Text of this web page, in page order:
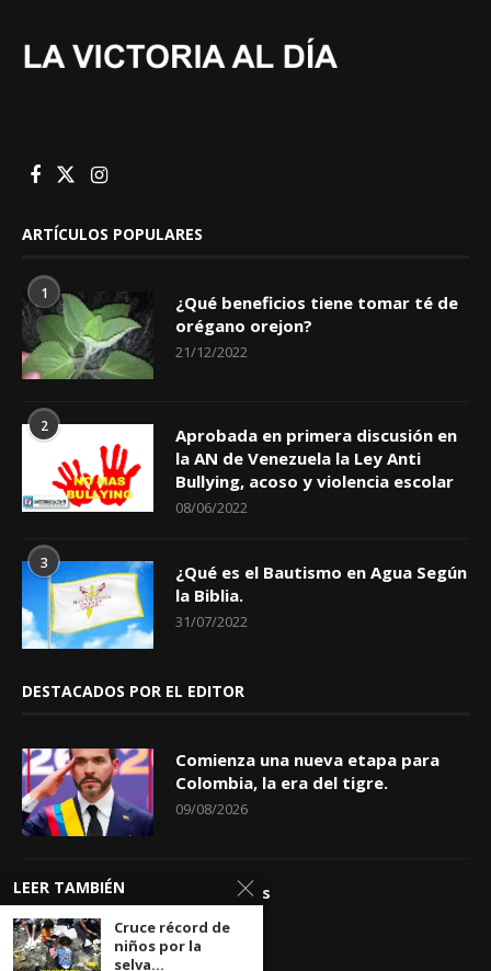
ARTÍCULOS POPULARES
1
¿Qué beneficios tiene tomar té de
orégano orejon?
21/12/2022
2
Aprobada en primera discusión en
la AN de Venezuela la Ley Anti
Bullying, acoso y violencia escolar
08/06/2022
3
¿Qué es el Bautismo en Agua Según
la Biblia.
31/07/2022
DESTACADOS POR EL EDITOR
Comienza una nueva etapa para
Colombia, la era del tigre.
09/08/2026
Apóstrofes
09/08/2026
LEER TAMBIÉN
Cruce récord de
niños por la
selva...